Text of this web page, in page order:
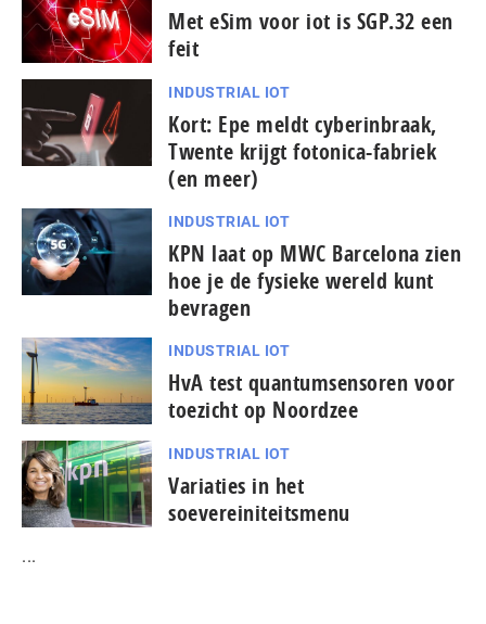
Met eSim voor iot is SGP.32 een
feit
INDUSTRIAL IOT
Kort: Epe meldt cy­berin­braak,
Twente krijgt fotonica-fabriek
(en meer)
INDUSTRIAL IOT
KPN laat op MWC Barcelona zien
hoe je de fysieke wereld kunt
bevragen
INDUSTRIAL IOT
HvA test quantumsensoren voor
toezicht op Noordzee
INDUSTRIAL IOT
Variaties in het
soevereiniteitsmenu
...